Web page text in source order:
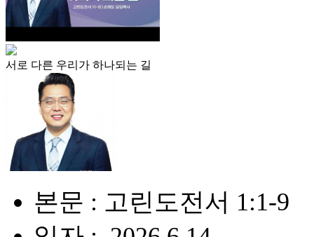
서로 다른 우리가 하나되는 길
본문 : 고린도전서 1:1-9